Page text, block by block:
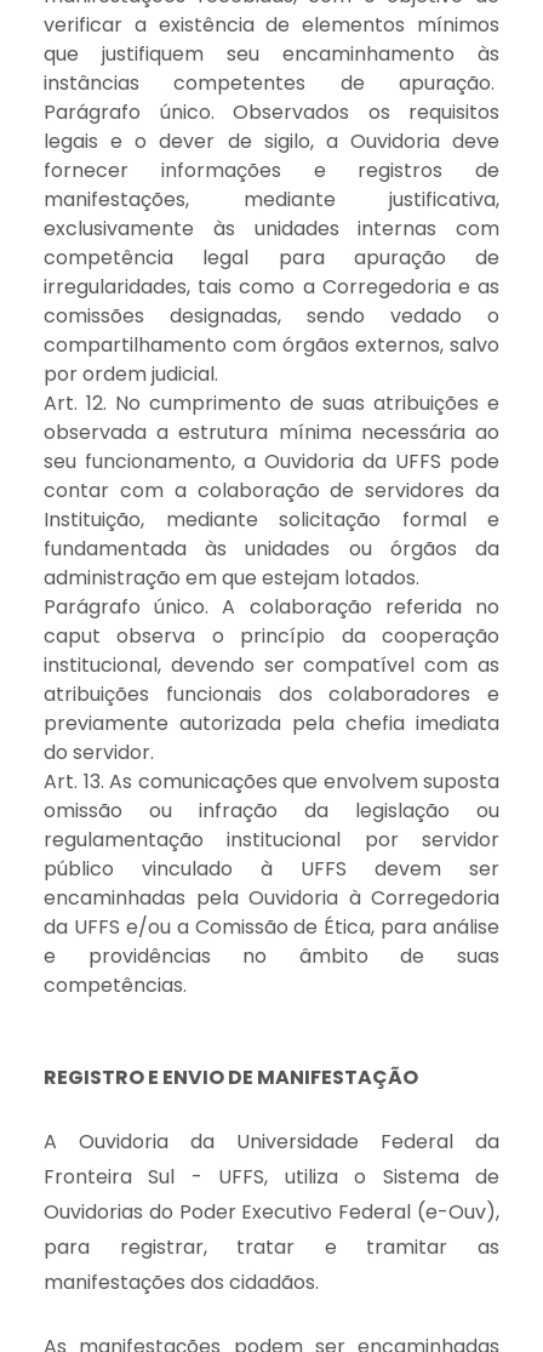
verificar a existência de elementos mínimos
que justifiquem seu encaminhamento às
instâncias competentes de apuração.
Parágrafo único. Observados os requisitos
legais e o dever de sigilo, a Ouvidoria deve
fornecer informações e registros de
manifestações, mediante justificativa,
exclusivamente às unidades internas com
competência legal para apuração de
irregularidades, tais como a Corregedoria e as
comissões designadas, sendo vedado o
compartilhamento com órgãos externos, salvo
por ordem judicial.
Art. 12. No cumprimento de suas atribuições e
observada a estrutura mínima necessária ao
seu funcionamento, a Ouvidoria da UFFS pode
contar com a colaboração de servidores da
Instituição, mediante solicitação formal e
fundamentada às unidades ou órgãos da
administração em que estejam lotados.
Parágrafo único. A colaboração referida no
caput observa o princípio da cooperação
institucional, devendo ser compatível com as
atribuições funcionais dos colaboradores e
previamente autorizada pela chefia imediata
do servidor.
Art. 13. As comunicações que envolvem suposta
omissão ou infração da legislação ou
regulamentação institucional por servidor
público vinculado à UFFS devem ser
encaminhadas pela Ouvidoria à Corregedoria
da UFFS e/ou a Comissão de Ética, para análise
e providências no âmbito de suas
competências.
REGISTRO E ENVIO DE MANIFESTAÇÃO
A Ouvidoria da Universidade Federal da
Fronteira Sul - UFFS, utiliza o Sistema de
Ouvidorias do Poder Executivo Federal (e-Ouv),
para registrar, tratar e tramitar as
manifestações dos cidadãos.